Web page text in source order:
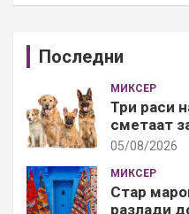
Последни
МИКСЕР
Три раси
сметаат
05/08/2026
МИКСЕР
Стар
разлади